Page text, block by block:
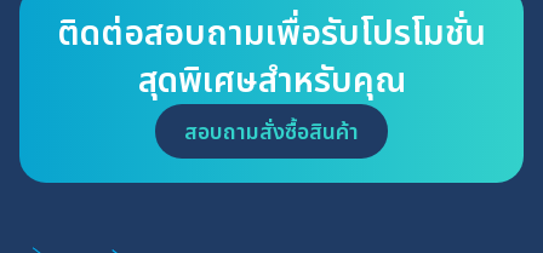
ติดต่อสอบถามเพื่อรับโปรโมชั่น
สุดพิเศษสำหรับคุณ
สอบถามสั่งซื้อสินค้า